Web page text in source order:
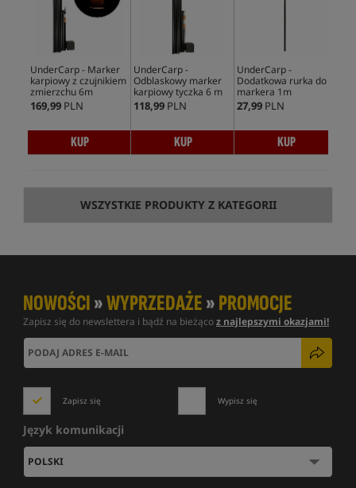
UnderCarp - Marker
karpiowy z czujnikiem
zmierzchu 6m
169,99 PLN
KUP
UnderCarp -
Odblaskowy marker
karpiowy tyczka 6 m
118,99 PLN
KUP
UnderCarp -
Dodatkowa rurka do
markera 1m
27,99 PLN
KUP
WSZYSTKIE PRODUKTY Z KATEGORII
NOWOŚCI»WYPRZEDAŻE»PROMOCJE
Zapisz się do newslettera i bądź na bieżącoz najlepszymi okazjami!
Zapisz się Wypisz się
Język komunikacji